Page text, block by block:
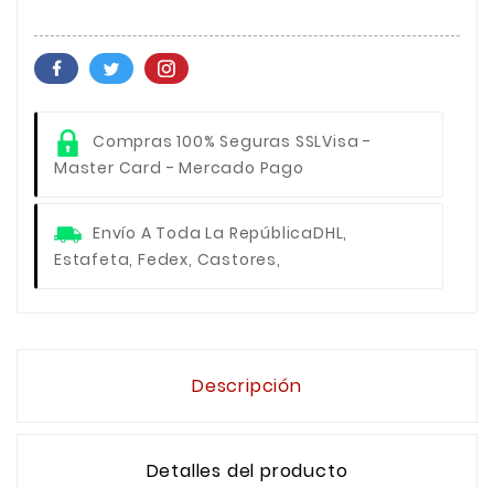
Compras 100% Seguras SSLVisa -
Master Card - Mercado Pago
Envío A Toda La RepúblicaDHL,
Estafeta, Fedex, Castores,
Descripción
Detalles del producto